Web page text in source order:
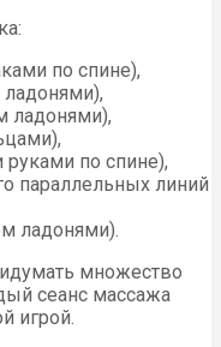
по спине),
ладонями),
ладонями),
по спине),
параллельных линий
ладонями).
множество
сеанс массажа
игрой.